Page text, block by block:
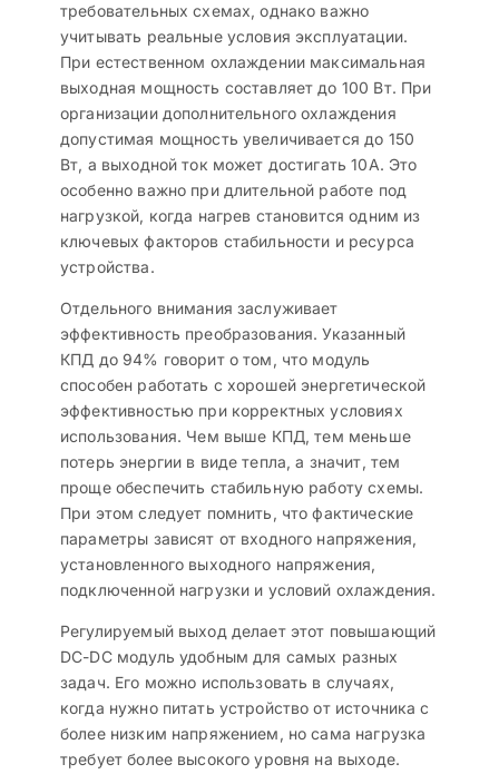
требовательных схемах, однако важно
учитывать реальные условия эксплуатации.
При естественном охлаждении максимальная
выходная мощность составляет до 100 Вт. При
организации дополнительного охлаждения
допустимая мощность увеличивается до 150
Вт, а выходной ток может достигать 10A. Это
особенно важно при длительной работе под
нагрузкой, когда нагрев становится одним из
ключевых факторов стабильности и ресурса
устройства.
Отдельного внимания заслуживает
эффективность преобразования. Указанный
КПД до 94% говорит о том, что модуль
способен работать с хорошей энергетической
эффективностью при корректных условиях
использования. Чем выше КПД, тем меньше
потерь энергии в виде тепла, а значит, тем
проще обеспечить стабильную работу схемы.
При этом следует помнить, что фактические
параметры зависят от входного напряжения,
установленного выходного напряжения,
подключенной нагрузки и условий охлаждения.
Регулируемый выход делает этот повышающий
DC-DC модуль удобным для самых разных
задач. Его можно использовать в случаях,
когда нужно питать устройство от источника с
более низким напряжением, но сама нагрузка
требует более высокого уровня на выходе.